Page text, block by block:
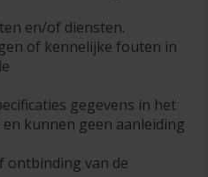
en/of diensten.
of kennelijke fouten in
gegevens in het
kunnen geen aanleiding
ontbinding van de